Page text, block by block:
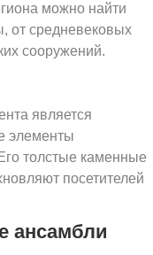
можно найти
от средневековых
сооружений.
является
элементы
толстые каменные
посетителей
ансамбли